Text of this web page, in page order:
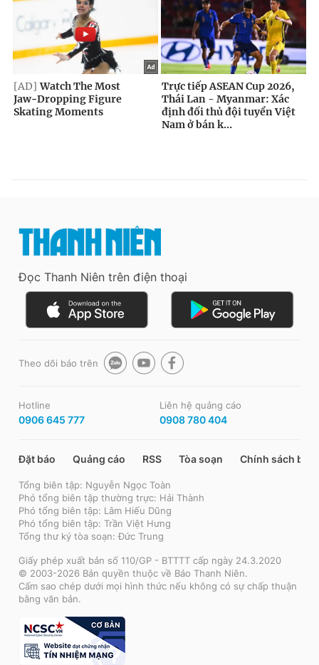
Đọc Thanh Niên trên điện thoại
Theo dõi báo trên
Hotline
0906 645 777
Liên hệ quảng cáo
0908 780 404
Đặt báo Quảng cáo RSS Tòa soạn Chính sách bảo
Tổng biên tập: Nguyễn Ngọc Toàn
Phó tổng biên tập thường trực: Hải Thành
Phó tổng biên tập: Lâm Hiếu Dũng
Phó tổng biên tập: Trần Việt Hưng
Tổng thư ký tòa soạn: Đức Trung
Giấy phép xuất bản số 110/GP - BTTTT cấp ngày 24.3.2020
© 2003-2026 Bản quyền thuộc về Báo Thanh Niên.
Cấm sao chép dưới mọi hình thức nếu không có sự chấp thuận
bằng văn bản.